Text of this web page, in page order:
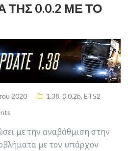
ΤΗΣ 0.0.2 ΜΕ ΤΟ
2020 1.38, 0.0.2b, ETS2
με την αναβάθμιση στην
με τον υπάρχον